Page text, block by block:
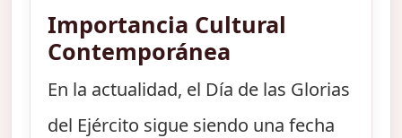
Importancia Cultural
Contemporánea
En la actualidad, el Día de las Glorias
del Ejército sigue siendo una fecha